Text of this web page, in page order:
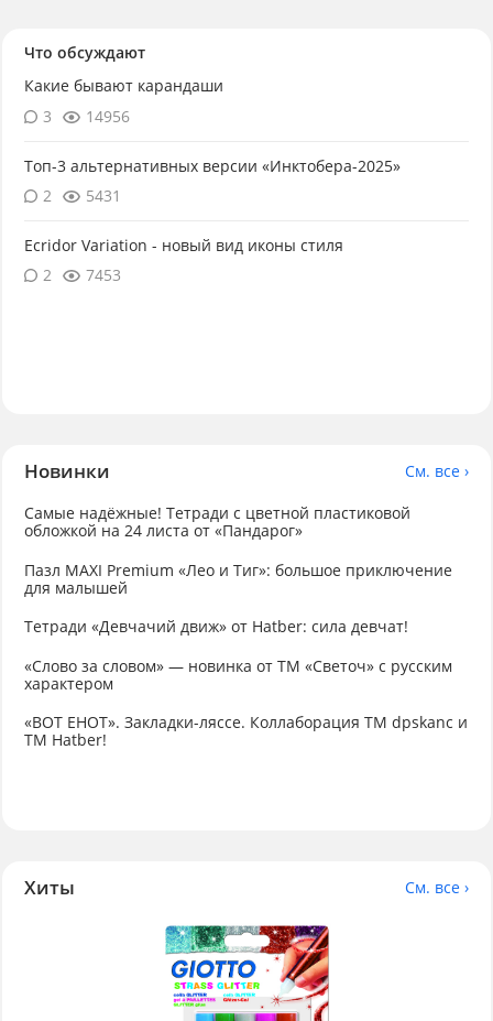
Что обсуждают
Какие бывают карандаши
3
14956
Топ-3 альтернативных версии «Инктобера-2025»
2
5431
Ecridor Variation - новый вид иконы стиля
2
7453
Новинки
См. все ›
Самые надёжные! Тетради с цветной пластиковой
обложкой на 24 листа от «Пандарог»
Пазл MAXI Premium «Лео и Тиг»: большое приключение
для малышей
Тетради «Девчачий движ» от Hatber: сила девчат!
«Слово за словом» — новинка от ТМ «Светоч» с русским
характером
«ВОТ ЕНОТ». Закладки-ляссе. Коллаборация TM dpskanc и
ТМ Hatber!
Хиты См. все ›